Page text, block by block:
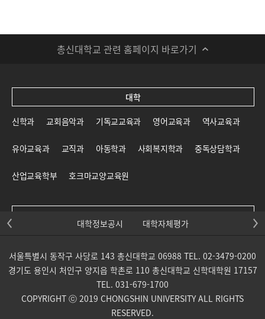
총신대학교 관련 홈페이지 바로가기
대학
신학과 교회음악과 기독교교육과 영어교육과 역사교육과
유아교육과 교직과 아동학과 사회복지학과 중독상담학과
산업교육학부 호크마교양교육원
목회신학전문대학원 사회복지대학원 상담대학원
교회음악대학원 통일개발대학원 산업교육학부 대학원
대학정보공시 대학자체평가
서울특별시 동작구 사당로 143 총신대학교 06988 TEL. 02-3479-0200
경기도 용인시 처인구 양지읍 학촌로 110 총신대학교 신학대학원 17157
TEL. 031-679-1700
COPYRIGHT ⓒ 2019 CHONGSHIN UNIVERSITY ALL RIGHTS
RESERVED.